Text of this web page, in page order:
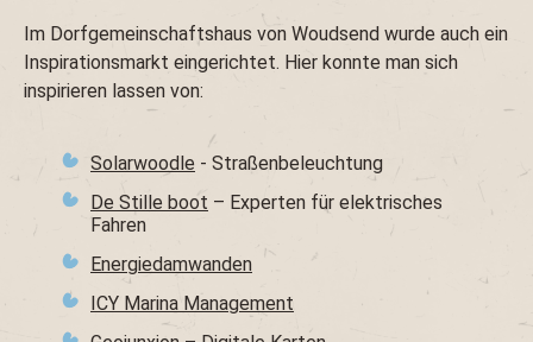
Im Dorfgemeinschaftshaus von Woudsend wurde auch ein
Inspirationsmarkt eingerichtet. Hier konnte man sich
inspirieren lassen von:
Solarwoodle - Straßenbeleuchtung
De Stille boot – Experten für elektrisches
Fahren
Energiedamwanden
ICY Marina Management